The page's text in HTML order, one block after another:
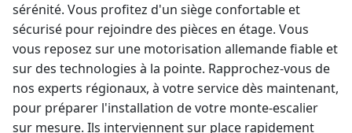
sérénité. Vous profitez d'un siège confortable et
sécurisé pour rejoindre des pièces en étage. Vous
vous reposez sur une motorisation allemande fiable et
sur des technologies à la pointe. Rapprochez-vous de
nos experts régionaux, à votre service dès maintenant,
pour préparer l'installation de votre monte-escalier
sur mesure. Ils interviennent sur place rapidement